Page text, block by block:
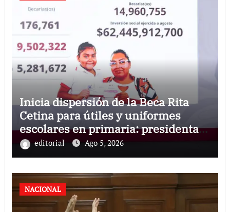
Inicia dispersión de la Beca Rita
Cetina para útiles y uniformes
escolares en primaria: presidenta
Claudia Sheinbaum
editorial Ago 5, 2026
NACIONAL